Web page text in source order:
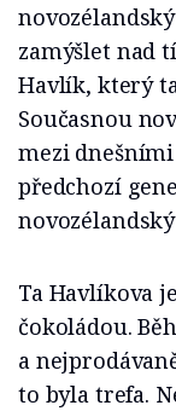
zamýšlet nad
Havlík, který
Současnou
mezi
předchozí
Ta Havlíkova
čokoládou.
a
to byla trefa.